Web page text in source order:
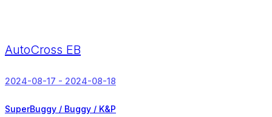
AutoCross EB
2024-08-17 - 2024-08-18
SuperBuggy / Buggy / K&P